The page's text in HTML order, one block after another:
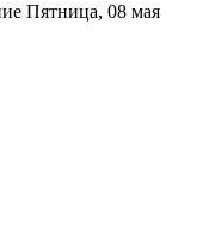
Пятница, 08 мая